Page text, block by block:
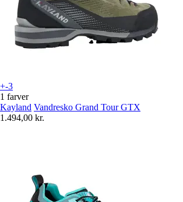
+-3
1 farver
Kayland Vandresko Grand Tour GTX
1.494,00 kr.